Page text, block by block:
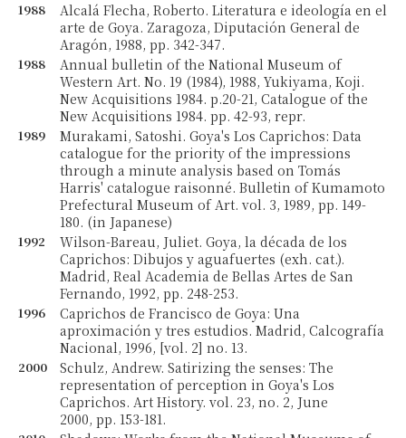
1988
Alcalá Flecha, Roberto. Literatura e ideología en el
arte de Goya. Zaragoza, Diputación General de
Aragón, 1988, pp. 342-347.
1988
Annual bulletin of the National Museum of
Western Art. No. 19 (1984), 1988, Yukiyama, Koji.
New Acquisitions 1984. p.20-21, Catalogue of the
New Acquisitions 1984. pp. 42-93, repr.
1989
Murakami, Satoshi. Goya's Los Caprichos: Data
catalogue for the priority of the impressions
through a minute analysis based on Tomás
Harris' catalogue raisonné. Bulletin of Kumamoto
Prefectural Museum of Art. vol. 3, 1989, pp. 149-
180. (in Japanese)
1992
Wilson-Bareau, Juliet. Goya, la década de los
Caprichos: Dibujos y aguafuertes (exh. cat.).
Madrid, Real Academia de Bellas Artes de San
Fernando, 1992, pp. 248-253.
1996
Caprichos de Francisco de Goya: Una
aproximación y tres estudios. Madrid, Calcografía
Nacional, 1996, [vol. 2] no. 13.
2000
Schulz, Andrew. Satirizing the senses: The
representation of perception in Goya's Los
Caprichos. Art History. vol. 23, no. 2, June
2000, pp. 153-181.